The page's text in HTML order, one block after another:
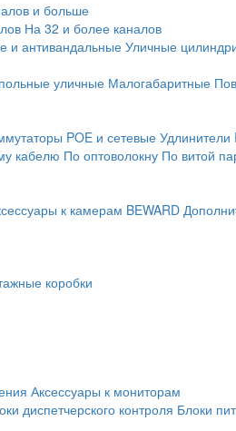
и больше
На 32 и более каналов
и антивандальные Уличные
уличные Малогабаритные
POE и сетевые Удлинители
кабелю По оптоволокну По витой
к камерам BEWARD
коробки
Аксессуары к мониторам
диспетчерского контроля Блоки